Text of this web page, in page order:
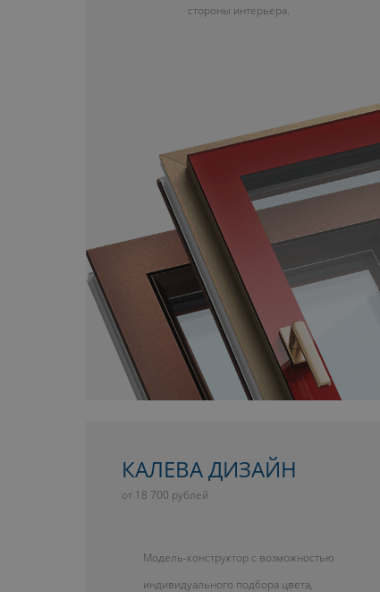
стороны интерьера.
КАЛЕВА ДИЗАЙН
от 18 700 рублей
Модель-конструктор с возможностью
индивидуального подбора цвета,